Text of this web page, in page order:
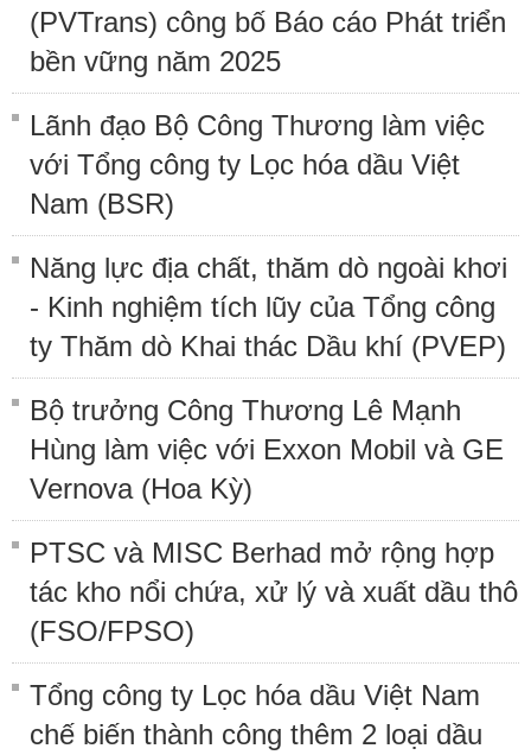
(PVTrans) công bố Báo cáo Phát triển
bền vững năm 2025
Lãnh đạo Bộ Công Thương làm việc
với Tổng công ty Lọc hóa dầu Việt
Nam (BSR)
Năng lực địa chất, thăm dò ngoài khơi
- Kinh nghiệm tích lũy của Tổng công
ty Thăm dò Khai thác Dầu khí (PVEP)
Bộ trưởng Công Thương Lê Mạnh
Hùng làm việc với Exxon Mobil và GE
Vernova (Hoa Kỳ)
PTSC và MISC Berhad mở rộng hợp
tác kho nổi chứa, xử lý và xuất dầu thô
(FSO/FPSO)
Tổng công ty Lọc hóa dầu Việt Nam
chế biến thành công thêm 2 loại dầu